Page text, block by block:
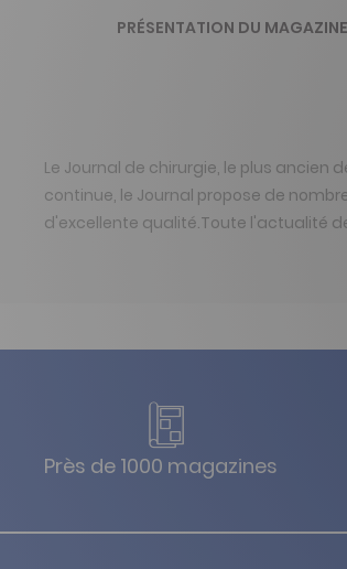
PRÉSENTATION DU
Le Journal de chirurgie, le plus
continue, le Journal propose de
d'excellente qualité.Toute l'actualité
Près de 1000 magazines